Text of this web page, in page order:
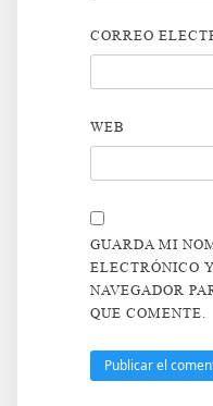
CORREO
WEB
GUARDA MI
ELECTRÓNICO
NAVEGADOR
QUE COMENTE.